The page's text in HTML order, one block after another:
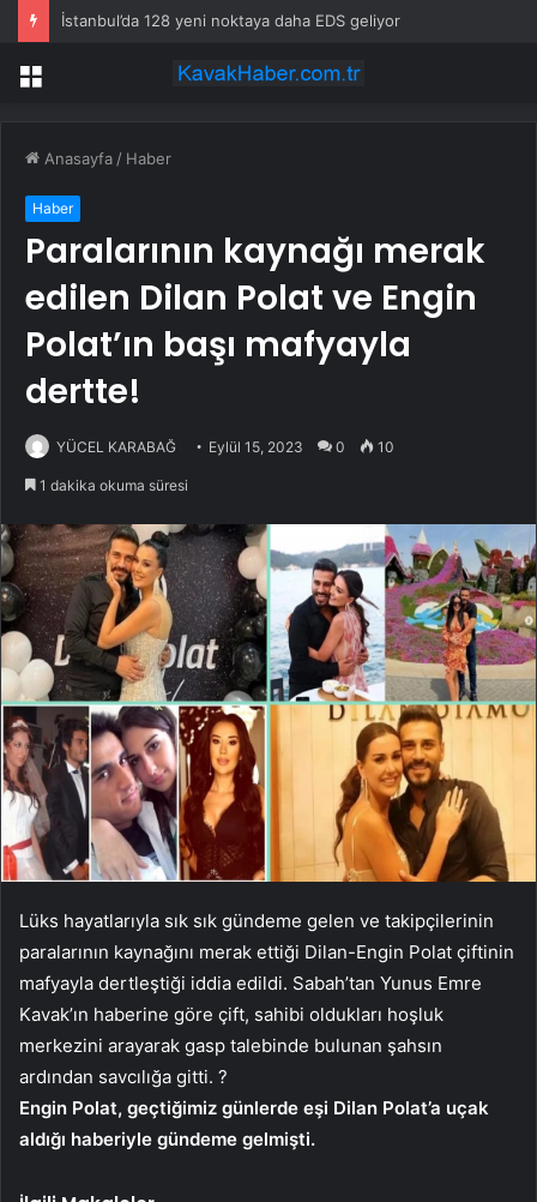
İstanbul’da 128 yeni noktaya daha EDS geliyor
Menü
Anasayfa / Haber
Haber
Paralarının kaynağı merak
edilen Dilan Polat ve Engin
Polat’ın başı mafyayla
dertte!
YÜCEL KARABAĞ Eylül 15, 2023 0 10
1 dakika okuma süresi
Lüks hayatlarıyla sık sık gündeme gelen ve takipçilerinin
paralarının kaynağını merak ettiği Dilan-Engin Polat çiftinin
mafyayla dertleştiği iddia edildi. Sabah’tan Yunus Emre
Kavak’ın haberine göre çift, sahibi oldukları hoşluk
merkezini arayarak gasp talebinde bulunan şahsın
ardından savcılığa gitti. ?
Engin Polat, geçtiğimiz günlerde eşi Dilan Polat’a uçak
aldığı haberiyle gündeme gelmişti.